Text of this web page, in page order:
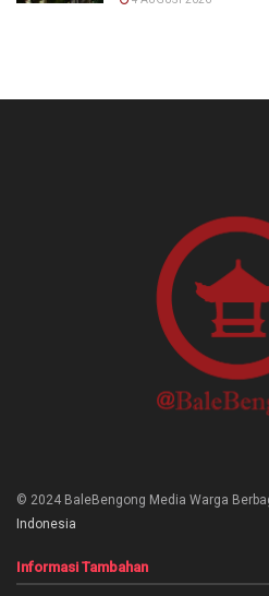
© 2024 BaleBengong Media Warga
Indonesia
Informasi Tambahan